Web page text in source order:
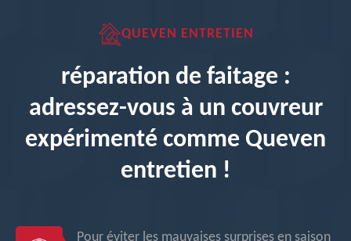
QUEVEN ENTRETIEN
réparation de faitage :
adressez-vous à un couvreur
expérimenté comme Queven
entretien !
Pour éviter les mauvaises surprises en saison